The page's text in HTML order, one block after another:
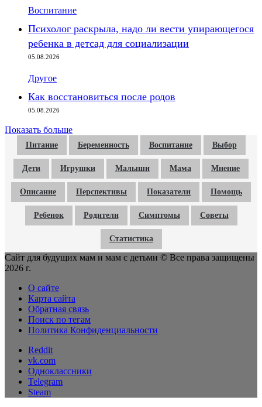
Воспитание
Психолог раскрыла, надо ли вести упирающегося
ребенка в детсад для социализации
05.08.2026
Другое
Как восстановиться после родов
05.08.2026
Показать больше
Питание Беременность Воспитание Выбор
Дети Игрушки Малыши Мама Мнение
Описание Перспективы Показатели Помощь
Ребенок Родители Симптомы Советы
Статистика
Сайт для будущих мам и мам с детьми © Все права защищены
2026 г.
О сайте
Карта сайта
Обратная связь
Поиск по тегам
Политика Конфиденциальности
Reddit
vk.com
Одноклассники
Telegram
Steam